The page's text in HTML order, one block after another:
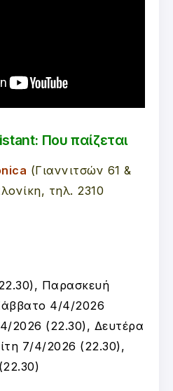
Που παίζεται
(Γιαννιτσών 61 &
τηλ. 2310
Παρασκευή
4/4/2026
2026 (22.30), Δευτέρα
7/4/2026 (22.30),